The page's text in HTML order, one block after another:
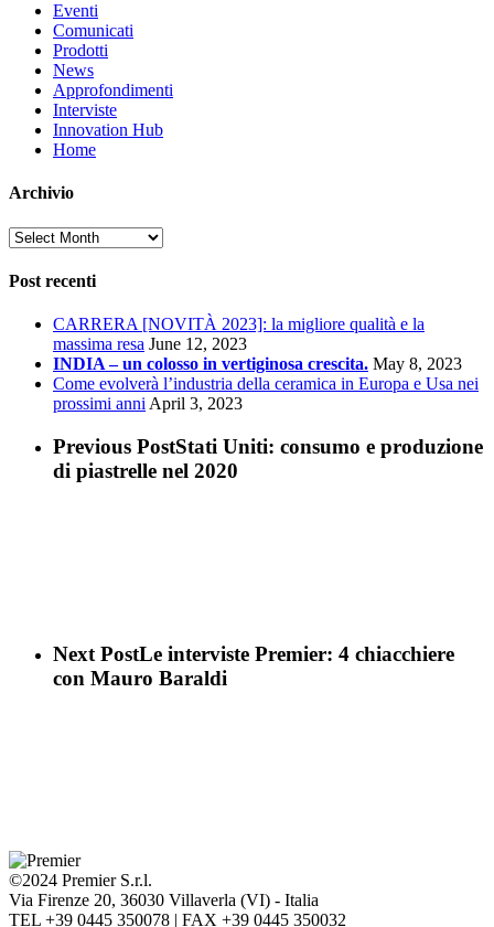
Eventi
Comunicati
Prodotti
News
Approfondimenti
Interviste
Innovation Hub
Home
Archivio
Archivio
Post recenti
CARRERA [NOVITÀ 2023]: la migliore qualità e la
massima resa June 12, 2023
INDIA – un colosso in vertiginosa crescita. May 8, 2023
Come evolverà l’industria della ceramica in Europa e Usa nei
prossimi anni April 3, 2023
Previous PostStati Uniti: consumo e produzione
di piastrelle nel 2020
Next PostLe interviste Premier: 4 chiacchiere
con Mauro Baraldi
©2024 Premier S.r.l.
Via Firenze 20, 36030 Villaverla (VI) - Italia
TEL +39 0445 350078 | FAX +39 0445 350032